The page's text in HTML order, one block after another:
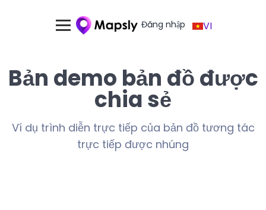
Đăng nhập VI
Bản demo bản đồ được
chia sẻ
Ví dụ trình diễn trực tiếp của bản đồ tương tác
trực tiếp được nhúng